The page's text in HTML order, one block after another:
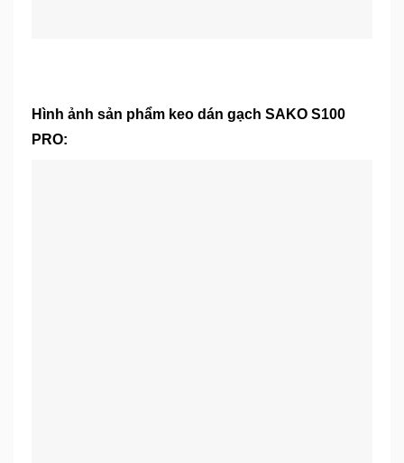
Hình ảnh sản phẩm keo dán gạch SAKO S100
PRO: